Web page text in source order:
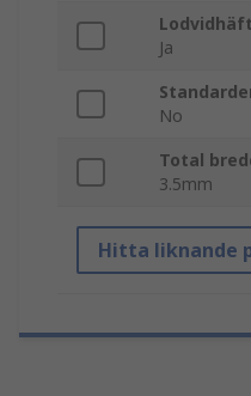
Ja
No
Total
3.5mm
Hitta liknande